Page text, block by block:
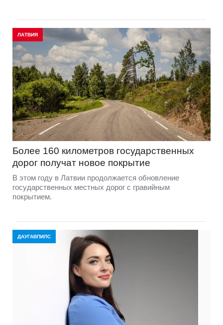
ЛАТВИЯ
Более 160 километров государственных
дорог получат новое покрытие
В этом году в Латвии продолжается обновление
государственных местных дорог с гравийным
покрытием.
ДАУГАВПИЛС